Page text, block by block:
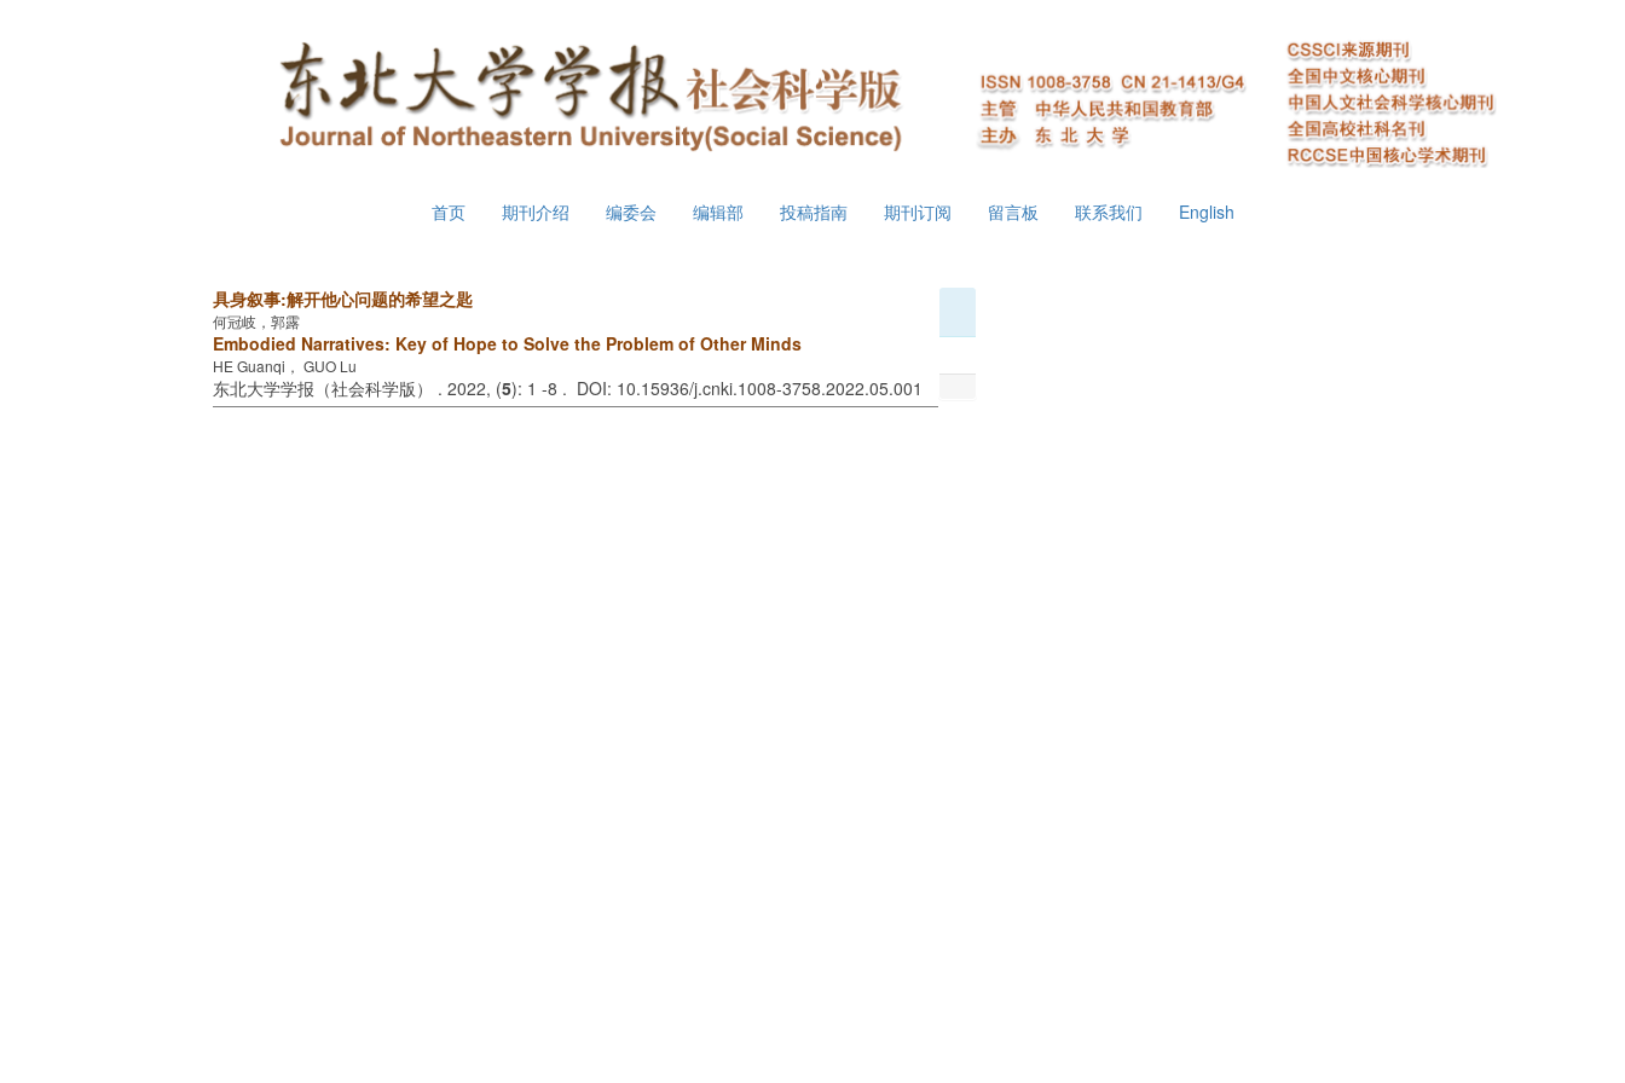
首页 期刊介绍 编委会 编辑部 投稿指南 期刊订阅 留言板 联系我们 English
具身叙事:解开他心问题的希望之匙
何冠岐，郭露
Embodied Narratives: Key of Hope to Solve the Problem of Other Minds
HE Guanqi， GUO Lu
东北大学学报（社会科学版） . 2022, (5): 1 -8 . DOI: 10.15936/j.cnki.1008-3758.2022.05.001